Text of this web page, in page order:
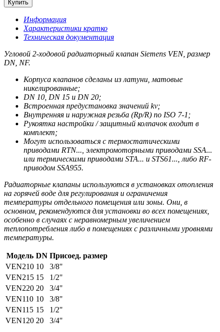
Информация
Характеристики кратко
Техническая документация
Угловой 2-ходовой радиаторный клапан Siemens VEN, размер
DN, NF.
Корпуса клапанов сделаны из латуни, матовые
никелированные;
DN 10, DN 15 и DN 20;
Встроенная предустановка значений kv;
Внутренняя и наружная резьба (Rp/R) по ISO 7-1;
Рукоятка настройки / защитный колпачок входит в
комплект;
Могут использоваться с термостатическими
приводами RTN..., электромоторными приводами SSA...
или термическими приводами STA... и STS61..., либо RF-
приводом SSA955.
Радиаторные клапаны используются в установках отопления
на горячей воде для регулирования и ограничения
температуры отдельного помещения или зоны. Они, в
основном, рекомендуются для установки во всех помещениях,
особенно в случаях с неравномерным увеличением
теплопотребления либо в помещениях с различными уровнями
температуры.
Модель DN Присоед. размер
VEN210 10
3/8"
VEN215 15
1/2"
VEN220 20
3/4"
VEN110 10
3/8"
VEN115 15
1/2"
VEN120 20 3/4"